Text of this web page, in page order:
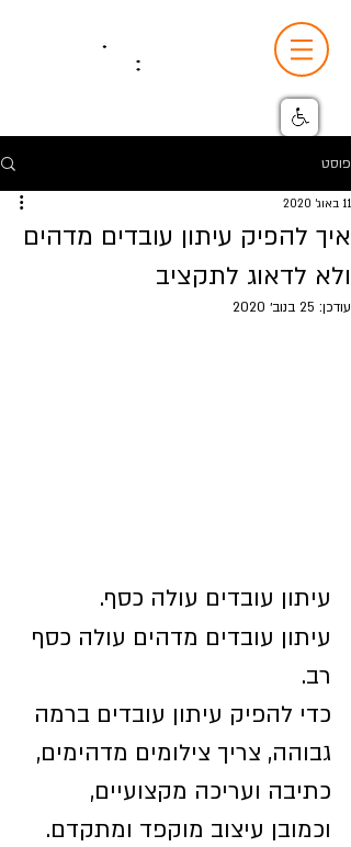
פוסט
איך להפיק עיתון עובדים מדהים
ולא לדאוג לתקציב
11 באוג׳ 2020
עודכן: 25 בנוב׳ 2020
עיתון עובדים עולה כסף.
עיתון עובדים מדהים עולה כסף
רב.
כדי להפיק עיתון עובדים ברמה
גבוהה, צריך צילומים מדהימים,
כתיבה ועריכה מקצועיים,
וכמובן עיצוב מוקפד ומתקדם.